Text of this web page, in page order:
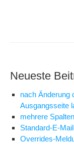
Neueste
nach Änderung
Ausgangsseite
mehrere
Standard-E-
Overrides-